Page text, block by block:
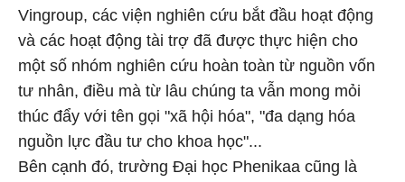
Vingroup, các viện nghiên cứu bắt đầu hoạt động
và các hoạt động tài trợ đã được thực hiện cho
một số nhóm nghiên cứu hoàn toàn từ nguồn vốn
tư nhân, điều mà từ lâu chúng ta vẫn mong mỏi
thúc đẩy với tên gọi "xã hội hóa", "đa dạng hóa
nguồn lực đầu tư cho khoa học"...
Bên cạnh đó, trường Đại học Phenikaa cũng là